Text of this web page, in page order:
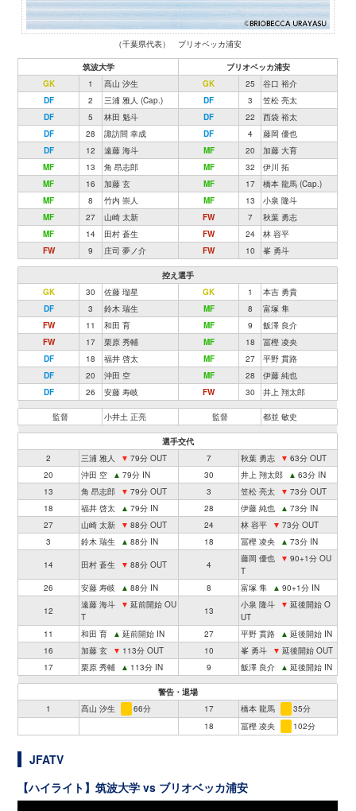
（千葉県代表） ブリオベッカ浦安
筑波大学
ブリオベッカ浦安
GK
1 髙山 汐生 GK 25
谷口 裕介
DF
2 三浦 雅人 (Cap.) DF 3
笠松 亮太
DF
5 林田 魁斗 DF 22
西袋 裕太
DF
28 諏訪間 幸成 DF 4
藤岡 優也
DF
12 遠藤 海斗 MF 20
加藤 大育
MF
13 角 昂志郎 MF 32
伊川 拓
MF
16 加藤 玄 MF 17
橋本 龍馬 (Cap.)
MF
8 竹内 崇人 MF 13
小泉 隆斗
MF
27 山崎 太新 FW 7
秋葉 勇志
MF
14 田村 蒼生 FW 24
林 容平
FW
9 庄司 夢ノ介 FW 10 峯 勇斗
控え選手
GK
30 佐藤 瑠星 GK 1
本吉 勇貴
DF
3 鈴木 瑞生 MF 8
富塚 隼
FW
11 和田 育 MF 9
飯澤 良介
FW
17 栗原 秀輔 MF 18
冨樫 凌央
DF
18 福井 啓太 MF 27
平野 貫路
DF
20 沖田 空 MF 28
伊藤 純也
DF
26 安藤 寿岐 FW 30 井上 翔太郎
監督 小井土 正亮 監督 都並 敏史
選手交代
2
三浦 雅人 ▼ 79分 OUT 7 秋葉 勇志 ▼ 63分 OUT
20
沖田 空 ▲ 79分 IN 30 井上 翔太郎 ▲ 63分 IN
13
角 昂志郎 ▼ 79分 OUT 3 笠松 亮太 ▼ 73分 OUT
18
福井 啓太 ▲ 79分 IN 28 伊藤 純也 ▲ 73分 IN
27
山崎 太新 ▼ 88分 OUT 24 林 容平 ▼ 73分 OUT
3
鈴木 瑞生 ▲ 88分 IN 18 冨樫 凌央 ▲ 73分 IN
14 田村 蒼生 ▼ 88分 OUT 4
藤岡 優也 ▼ 90+1分 OU
T
26
安藤 寿岐 ▲ 88分 IN 8 富塚 隼 ▲ 90+1分 IN
12
遠藤 海斗 ▼ 延前開始 OU
T
13
小泉 隆斗 ▼ 延後開始 O
UT
11
和田 育 ▲ 延前開始 IN 27 平野 貫路 ▲ 延後開始 IN
16
加藤 玄 ▼ 113分 OUT 10 峯 勇斗 ▼ 延後開始 OUT
17
栗原 秀輔 ▲ 113分 IN 9 飯澤 良介 ▲ 延後開始 IN
警告・退場
1
髙山 汐生 66分 17 橋本 龍馬
35分
18
冨樫 凌央 102分
JFATV
【ハイライト】筑波大学 vs ブリオベッカ浦安